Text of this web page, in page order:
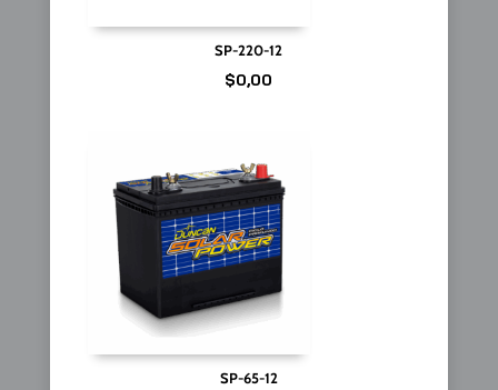
SP-220-12
$0,00
SP-65-12